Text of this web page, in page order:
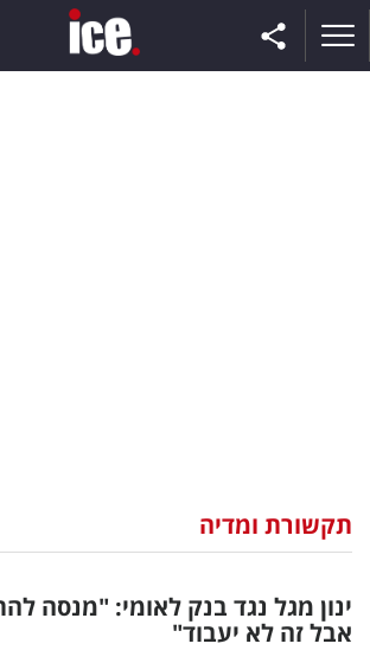
וצרכנות
דיגיטל
תקשורת ומדיה
ינון מגל נגד בנק לאומי: "מנסה
אבל זה לא יעבוד"